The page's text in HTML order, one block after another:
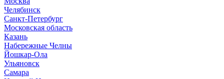
Челябинск
Санкт-Петербург
Московская область
Казань
Набережные Челны
Йошкар-Ола
Ульяновск
Самара